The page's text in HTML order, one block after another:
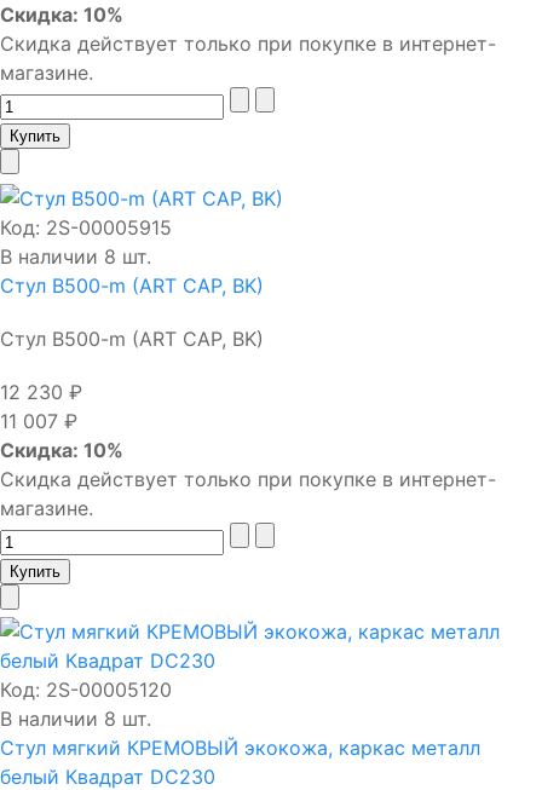
Скидка: 10%
Скидка действует только при покупке в интернет-
магазине.
Код: 2S-00005915
В наличии 8 шт.
Стул B500-m (ART CAP, BK)
Стул B500-m (ART CAP, BK)
12 230 ₽
11 007 ₽
Скидка: 10%
Скидка действует только при покупке в интернет-
магазине.
Код: 2S-00005120
В наличии 8 шт.
Стул мягкий КРЕМОВЫЙ экокожа, каркас металл
белый Квадрат DC230